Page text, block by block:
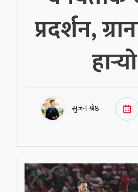
प्रदर्शन,
हार्‍यो
सुजन श्रेष्ठ